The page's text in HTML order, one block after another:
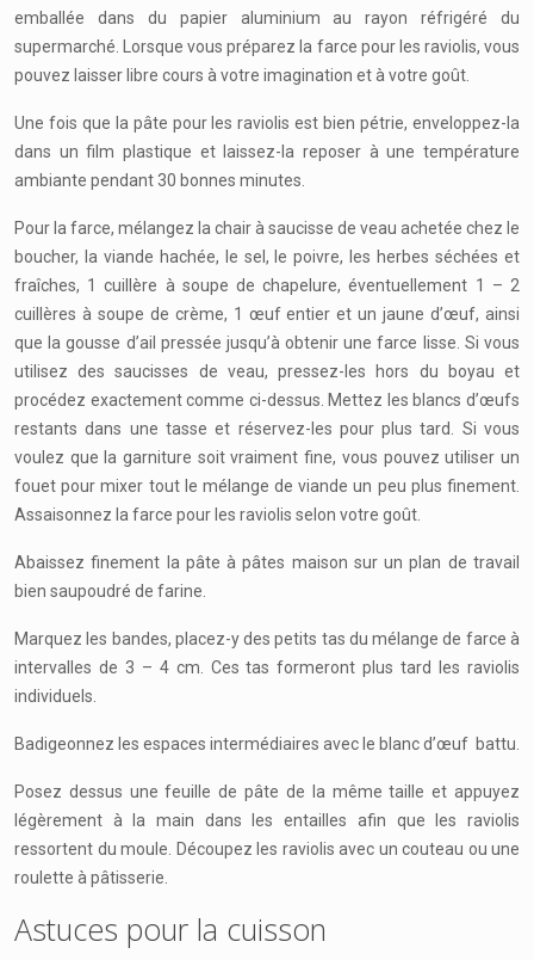
emballée dans du papier aluminium au rayon réfrigéré du
supermarché. Lorsque vous préparez la farce pour les raviolis, vous
pouvez laisser libre cours à votre imagination et à votre goût.
Une fois que la pâte pour les raviolis est bien pétrie, enveloppez-la
dans un film plastique et laissez-la reposer à une température
ambiante pendant 30 bonnes minutes.
Pour la farce, mélangez la chair à saucisse de veau achetée chez le
boucher, la viande hachée, le sel, le poivre, les herbes séchées et
fraîches, 1 cuillère à soupe de chapelure, éventuellement 1 – 2
cuillères à soupe de crème, 1 œuf entier et un jaune d’œuf, ainsi
que la gousse d’ail pressée jusqu’à obtenir une farce lisse. Si vous
utilisez des saucisses de veau, pressez-les hors du boyau et
procédez exactement comme ci-dessus. Mettez les blancs d’œufs
restants dans une tasse et réservez-les pour plus tard. Si vous
voulez que la garniture soit vraiment fine, vous pouvez utiliser un
fouet pour mixer tout le mélange de viande un peu plus finement.
Assaisonnez la farce pour les raviolis selon votre goût.
Abaissez finement la pâte à pâtes maison sur un plan de travail
bien saupoudré de farine.
Marquez les bandes, placez-y des petits tas du mélange de farce à
intervalles de 3 – 4 cm. Ces tas formeront plus tard les raviolis
individuels.
Badigeonnez les espaces intermédiaires avec le blanc d’œuf battu.
Posez dessus une feuille de pâte de la même taille et appuyez
légèrement à la main dans les entailles afin que les raviolis
ressortent du moule. Découpez les raviolis avec un couteau ou une
roulette à pâtisserie.
Astuces pour la cuisson